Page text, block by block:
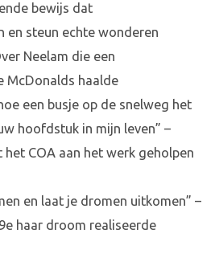
bewijs dat
steun echte wonderen
Neelam die een
McDonalds haalde
een busje op de snelweg het
hoofdstuk in mijn leven” –
COA aan het werk geholpen
en laat je dromen uitkomen” –
haar droom realiseerde